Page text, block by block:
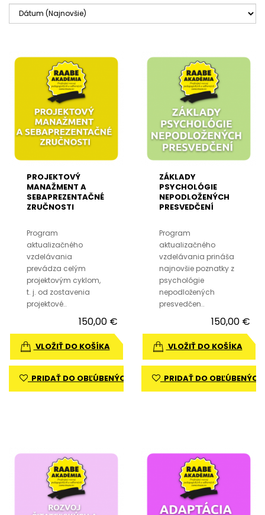
PROJEKTOVÝ
MANAŽMENT A
SEBAPREZENTAČNÉ
ZRUČNOSTI
Program
aktualizačného
vzdelávania
prevádza celým
projektovým cyklom,
t. j. od zostavenia
projektové..
150,00 €
VLOŽIŤ DO KOŠÍKA
PRIDAŤ DO OBĽÚBENÝCH
ZÁKLADY
PSYCHOLÓGIE
NEPODLOŽENÝCH
PRESVEDČENÍ
Program
aktualizačného
vzdelávania prináša
najnovšie poznatky z
psychológie
nepodložených
presvedčen..
150,00 €
VLOŽIŤ DO KOŠÍKA
PRIDAŤ DO OBĽÚBENÝCH